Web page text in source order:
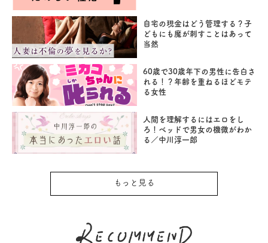
自宅の現金はどう管理する？子
どもにも魔が刺すことはあって
当然
60歳で30歳年下の男性に告白さ
れる！？年齢を重ねるほどモテ
る女性
人間を理解するにはエロをし
ろ！ベッドで男女の機微がわか
る／中川淳一郎
もっと見る